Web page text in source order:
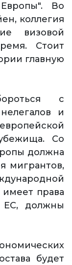
Во
коллегия
визовой
Стоит
главную
с
и
Со
должна
мигрантов,
права
ЕС, должны
будет